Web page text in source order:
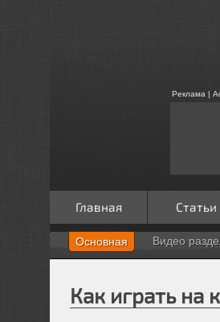
Реклама |
Главная Статьи
Основная Видео
Как играть на